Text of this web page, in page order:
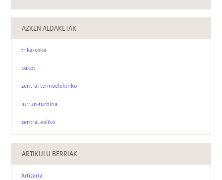
AZKEN ALDAKETAK
trika-soka
txikot
zentral termoelektriko
lurrun-turbina
zentral eoliko
ARTIKULU BERRIAK
Artizarra